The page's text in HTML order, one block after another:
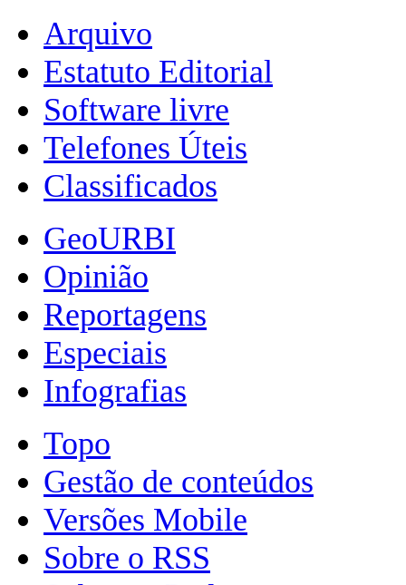
Arquivo
Estatuto Editorial
Software livre
Telefones Úteis
Classificados
GeoURBI
Opinião
Reportagens
Especiais
Infografias
Topo
Gestão de conteúdos
Versões Mobile
Sobre o RSS